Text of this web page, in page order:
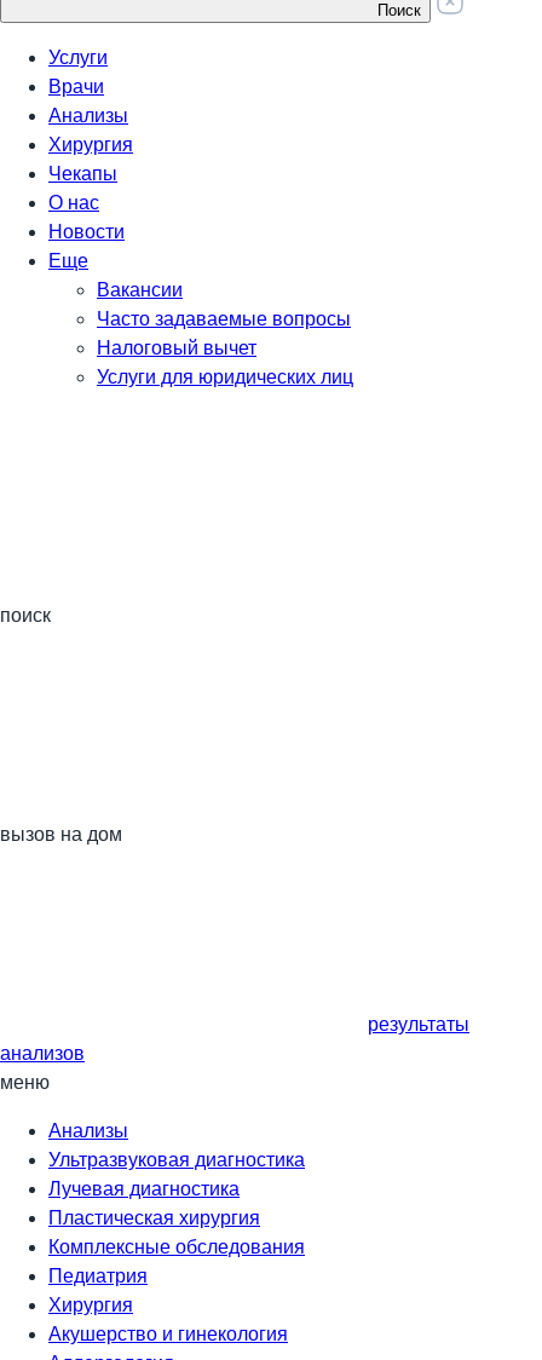
Поиск
Услуги
Врачи
Анализы
Хирургия
Чекапы
О нас
Новости
Еще
Вакансии
Часто задаваемые вопросы
Налоговый вычет
Услуги для юридических лиц
поиск
вызов на дом
результаты
анализов
меню
Анализы
Ультразвуковая диагностика
Лучевая диагностика
Пластическая хирургия
Комплексные обследования
Педиатрия
Хирургия
Акушерство и гинекология